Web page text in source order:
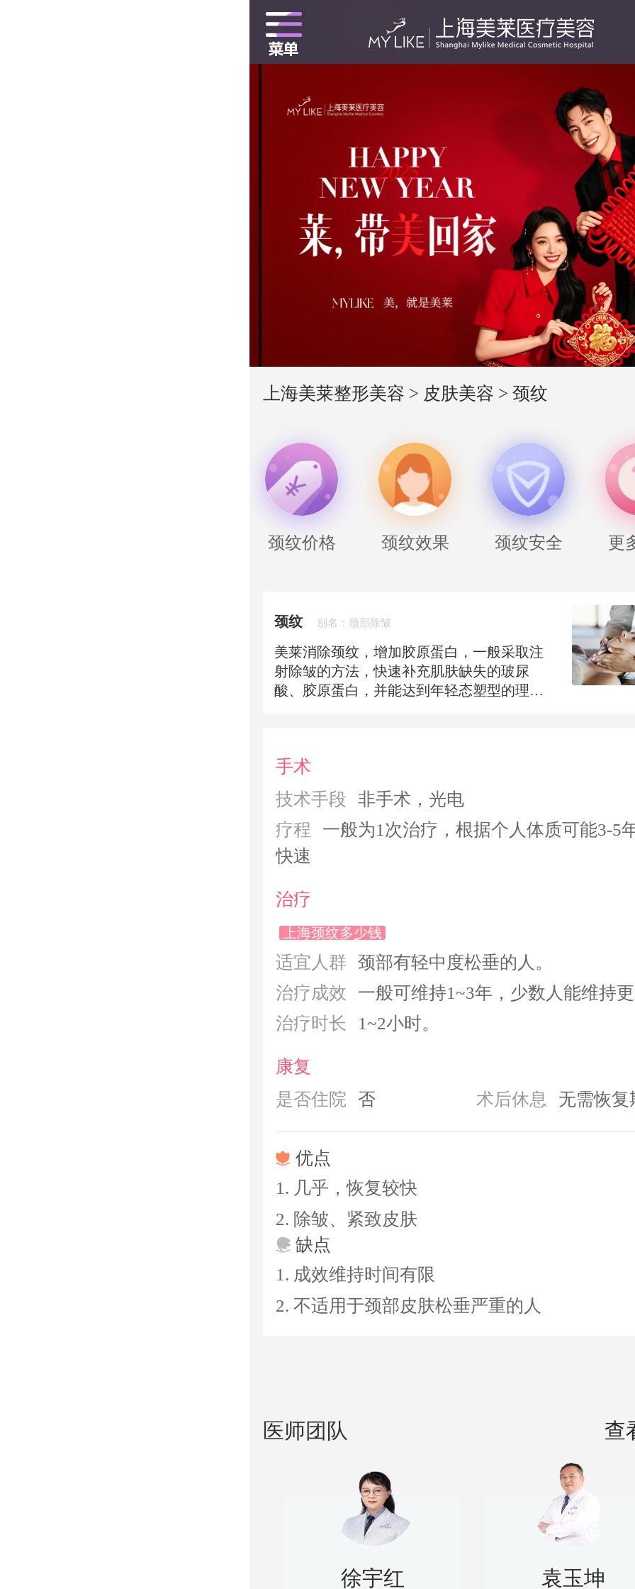
上海美莱整形美容 > 皮肤美容 >颈纹
颈纹价格 颈纹效果 颈纹安全 更
颈纹 别名：颈部除皱
美莱消除颈纹，增加胶原蛋白，一般采取注
射除皱的方法，快速补充肌肤缺失的玻尿
酸、胶原蛋白，并能达到年轻态塑型的理想
除颈纹、色斑及各种胎记的理想高效。
手术
技术手段
非手术，光电
疗程
一般为1次治疗，根据个人体质可能3-5
快速
治疗
上海颈纹多少钱
适宜人群
颈部有轻中度松垂的人。
治疗成效
一般可维持1~3年，少数人能维持
治疗时长
1~2小时。
康复
是否住院
否 术后休息 无需恢复
优点
1. 几乎，恢复较快
2. 除皱、紧致皮肤
缺点
1. 成效维持时间有限
2. 不适用于颈部皮肤松垂严重的人
医师团队 查
徐宇红 袁玉坤